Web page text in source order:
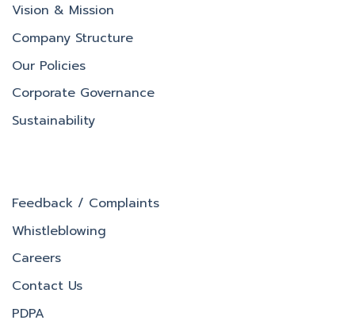
Vision & Mission
Company Structure
Our Policies
Corporate Governance
Sustainability
Feedback / Complaints
Whistleblowing
Careers
Contact Us
PDPA